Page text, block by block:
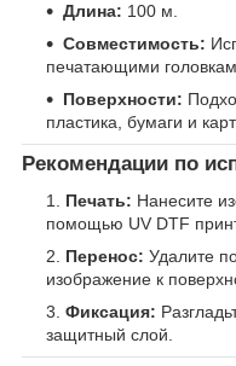
Длина: 100 м.
Совместимость:
печатающими
Поверхности:
пластика, бумаги и
Рекомендации по
Печать: Нанесите
помощью UV DTF
Перенос: Удалите
изображение к
Фиксация:
защитный слой.